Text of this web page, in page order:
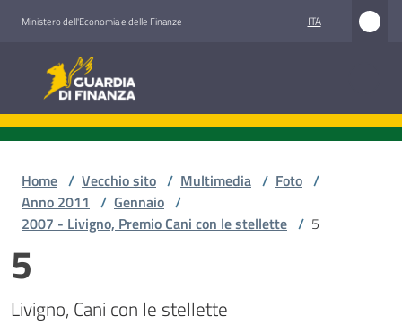
Ministero dell'Economia e delle Finanze ITA
Guardia di Finanza
Home / Vecchio sito / Multimedia / Foto /
Anno 2011 / Gennaio /
2007 - Livigno, Premio Cani con le stellette / 5
5
Livigno, Cani con le stellette